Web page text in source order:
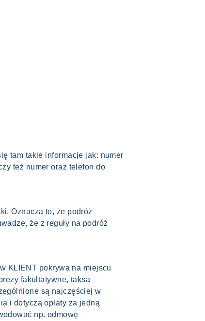
tam takie informacje jak: numer
też numer oraz telefon do
Oznacza to, że podróż
że z reguły na podróż
KLIENT pokrywa na miejscu
fakultatywne, taksa
są najczęściej w
i dotyczą opłaty za jedną
np. odmowę